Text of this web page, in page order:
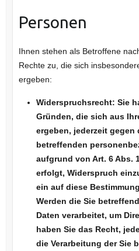
Personen
Ihnen stehen als Betroffene
Rechte zu, die sich
ergeben:
Widerspruchsrecht: Sie
Gründen, die sich aus
ergeben, jederzeit gegen
betreffenden
aufgrund von Art. 6 Abs.
erfolgt, Widerspruch
ein auf diese
Werden die Sie
Daten verarbeitet, um
haben Sie das Recht,
die Verarbeitung der Sie